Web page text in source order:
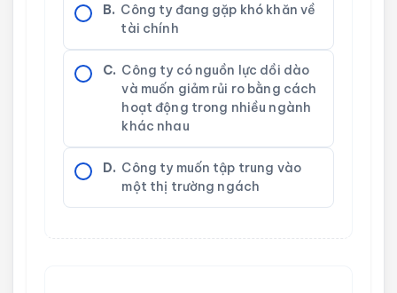
B. Công ty đang gặp khó khăn về
tài chính
C. Công ty có nguồn lực dồi dào
và muốn giảm rủi ro bằng cách
hoạt động trong nhiều ngành
khác nhau
D. Công ty muốn tập trung vào
một thị trường ngách